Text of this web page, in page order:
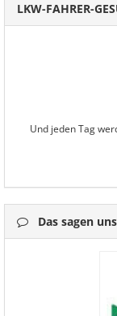
LKW-FAHRER-
Und jeden Tag
Das sagen